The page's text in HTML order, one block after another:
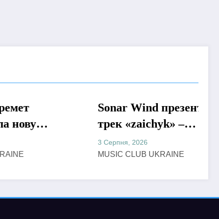
Sonar Wind презентував
трек «zaichyk» –
емоційну історію про
депресію, втому та
3 Серпня, 2026
MUSIC CLUB UKRAINE